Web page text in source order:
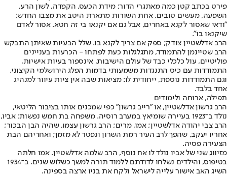
פירט בכתב קטן כמה מאתגרי הדור: מידת הכעס, הקפדה, לשון הרע,
השפעה, מעשים טובים. אחת השורות מתארת היטב את מצבו החדש:
"ודאי שאסור לקנא באחרים, אבל גם אם יקנאו בי זה חטא. אסור לאדם
שיקנאו בו".
הרב אדלשטיין צודק; ספק אם צריך לקנא בו. שלל הבעיות שאיתן התבקש
הרב שטיינמן להתמודד, מתגלגלות כעת לפתחו - הכרעות בעניינים
פוליטיים, עול כלכלי כבד של עולם הישיבות, אינספור בעיות אישיות,
התמודדות עם כיס התנגדות משמעותי בדמות הפלג הירושלמי הקיצוני.
וגם התמודדות נוספת, ייחודית לו: מציאות שבה אין ציות עיוור למנהיג
אחד בלבד.
תפילה, ארוחה ולימודים
הרב גרשון אדלשטיין, או "רייב גרשון" כפי שמכנים אותו בציבור הליטאי,
נולד ב־1923 בעיירה שומיאץ במערב רוסיה. משפחה בת חמש נפשות: אביו,
הרב צבי יהודה אדלשטיין; אמו, מרים; הרב גרשון עצמו, שהיה הבן הבכור;
אחריו יעקב, שהפך לרב העיר רמת השרון ונפטר לא מזמן; ואחריהם הבת
הצעירה פסיה.
מזיווג שני של אביו נולד לו אח נוסף, הרב שלמה אדלשטיין. אמו חלתה
בטיפוס, והילדים נשלחו לדודתם ללמוד תורה למשך כשלוש שנים. ב־1934
השיג האב אישור עלייה לישראל ולקח את בניו ארצה בספינה.